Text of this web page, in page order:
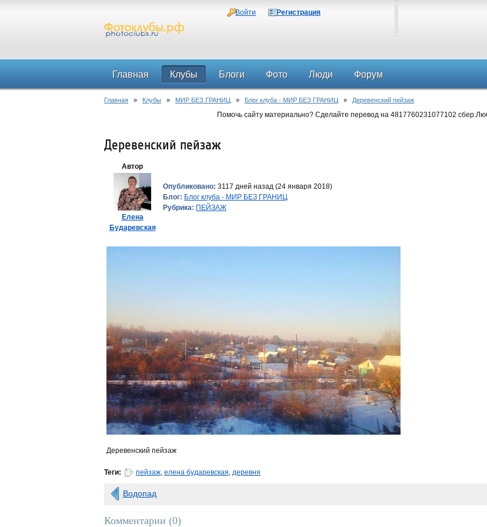
Войти Регистрация
Главная Клубы Блоги Фото Люди Форум
Главная » Клубы » МИР БЕЗ ГРАНИЦ » Блог клуба - МИР БЕЗ ГРАНИЦ » Деревенский пейзаж
Помочь сайту материально? Сделайте перевод на 4817760231077102
Деревенский пейзаж
Автор
Елена
Бударевская
Опубликовано: 3117 дней назад (24 января 2018)
Блог: Блог клуба - МИР БЕЗ ГРАНИЦ
Рубрика: ПЕЙЗАЖ
Деревенский пейзаж
Теги: пейзаж, елена бударевская, деревня
Водопад
Комментарии (0)